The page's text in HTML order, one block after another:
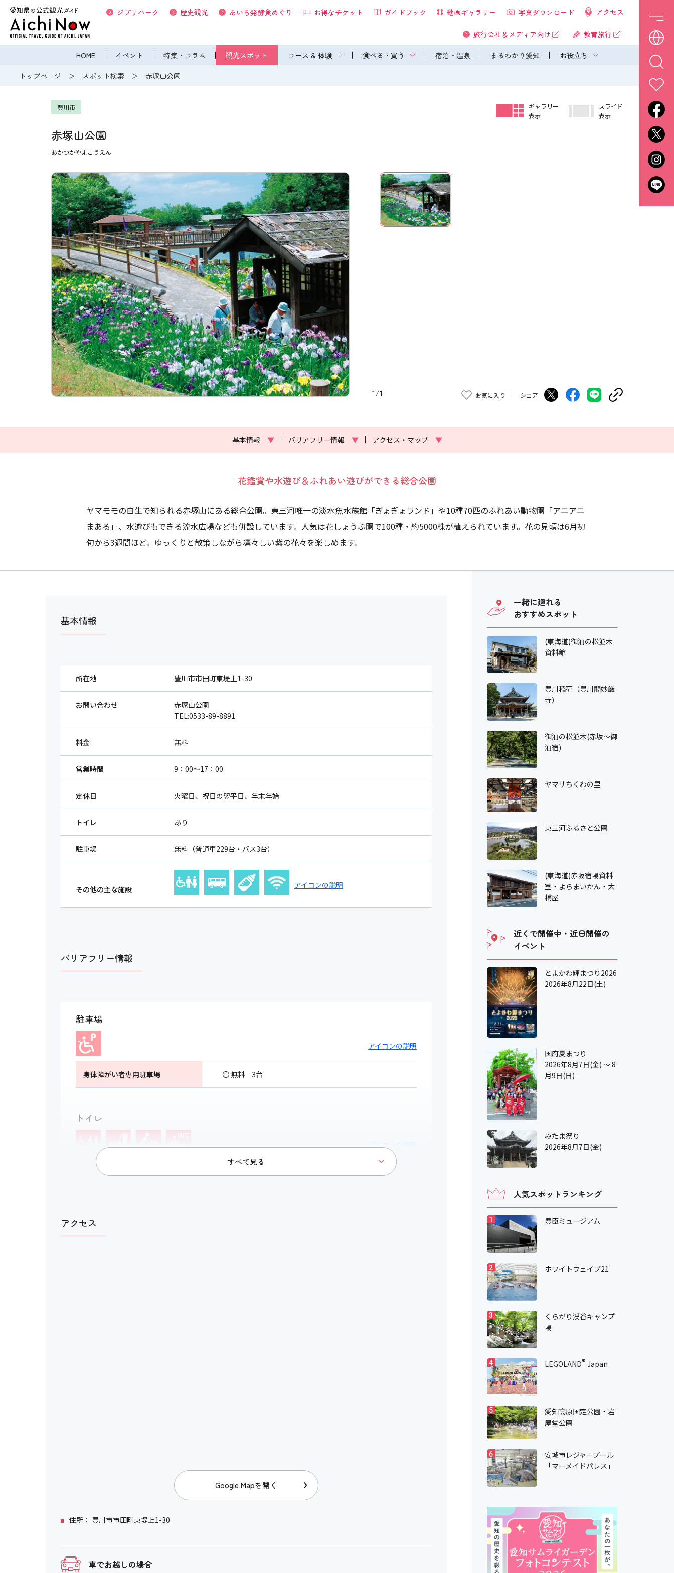
HOME イベント 特集・コラム 観光スポット コース & 体験 食べる・買う 宿泊・温泉 まるわかり愛知 お役立ち
ジブリパーク 歴史観光 あいち発酵食めぐり お得なチケット ガイドブック 動画ギャラリー 写真ダウンロード アクセス
旅行会社＆メディア向け 教育旅行
トップページ スポット検索 赤塚山公園
豊川市
赤塚山公園
あかつかやまこうえん
ギャラリー
表示
スライド
表示
1/1 お気に入り シェア
基本情報 ▼ バリアフリー情報 ▼ アクセス・マップ ▼
花鑑賞や水遊び＆ふれあい遊びができる総合公園
ヤマモモの自生で知られる赤塚山にある総合公園。東三河唯一の淡水魚水族館「ぎょぎょランド」や10種70匹のふれあい動物園「アニアニ
まある」、水遊びもできる流水広場なども併設しています。人気は花しょうぶ園で100種・約5000株が植えられています。花の見頃は6月初
旬から3週間ほど。ゆっくりと散策しながら凛々しい紫の花々を楽しめます。
基本情報
所在地 豊川市市田町東堤上1-30
お問い合わせ
赤塚山公園
TEL:0533-89-8891
料金 無料
営業時間 9：00～17：00
定休日 火曜日、祝日の翌平日、年末年始
トイレ あり
駐車場 無料（普通車229台・バス3台）
その他の主な施設 アイコンの説明
バリアフリー情報
駐車場
アイコンの説明
身体障がい者専用駐車場 〇 無料 3台
トイレ
アイコンの説明
多目的トイレ 〇
洋式トイレ
×
アクセス
Google Mapを開く
住所： 豊川市市田町東堤上1-30
車でお越しの場合
一緒に廻れる
おすすめスポット
(東海道)御油の松並木
資料館
豊川稲荷（豊川閣妙厳
寺）
御油の松並木(赤坂～御
油宿)
ヤマサちくわの里
東三河ふるさと公園
(東海道)赤坂宿場資料
室・よらまいかん・大
橋屋
近くで開催中・近日開催の
イベント
とよかわ輝まつり2026
2026年8月22日(土)
国府夏まつり
2026年8月7日(金) ～ 8
月9日(日)
みたま祭り
2026年8月7日(金)
人気スポットランキング
1 豊臣ミュージアム
2 ホワイトウェイブ21
3
くらがり渓谷キャンプ
場
4 LEGOLAND® Japan
5
愛知高原国定公園・岩
屋堂公園
6
安城市レジャープール
「マーメイドパレス」